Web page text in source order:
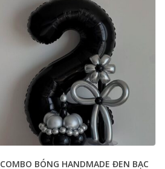
COMBO BÓNG HANDMADE ĐEN BẠC